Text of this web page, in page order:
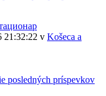
21:32:22 v Košeca a